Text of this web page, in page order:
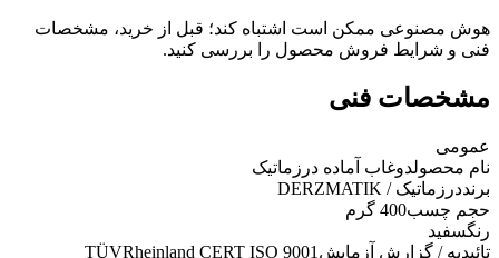
هوش مصنوعی ممکن است اشتباه کند؛ قبل از خرید، مشخصات
فنی و شرایط فروش محصول را بررسی کنید.
مشخصات فنی
عمومی
نام محصولدوغاب آماده درزماتیک
برنددرزماتیک / DERZMATIK
حجم چسب400 گرم
رنگسفید
تائیدیه / گزارش آزمایش TÜVRheinland CERT ISO 9001